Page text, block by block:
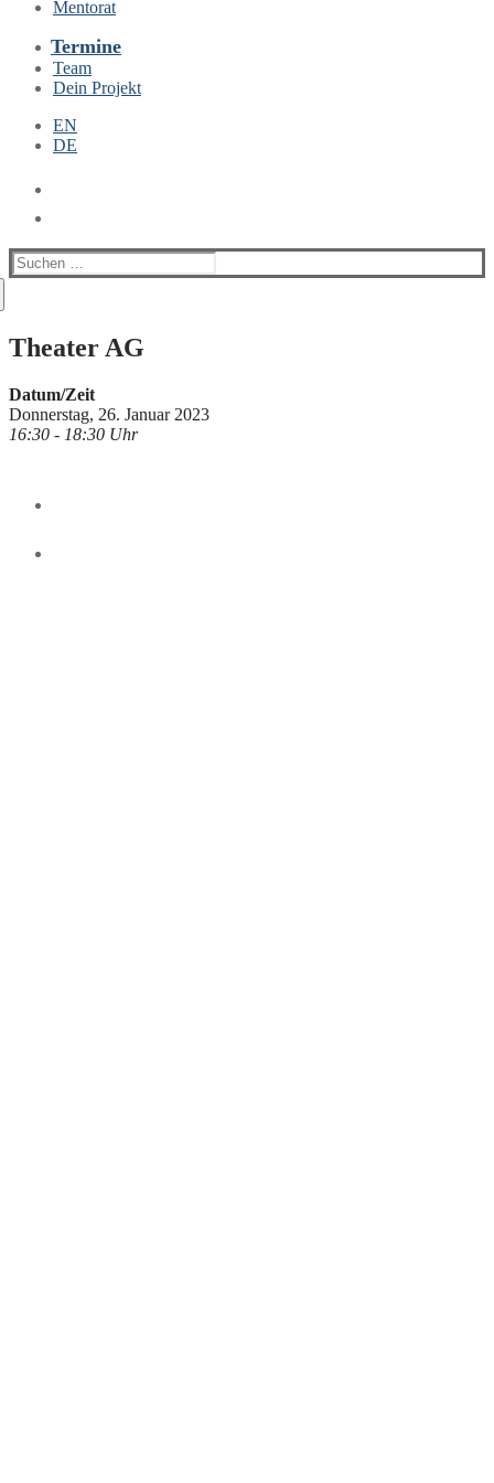
Mentorat
Termine
Team
Dein Projekt
EN
DE
Suchen
nach:
Theater AG
Datum/Zeit
Donnerstag, 26. Januar 2023
16:30 - 18:30 Uhr